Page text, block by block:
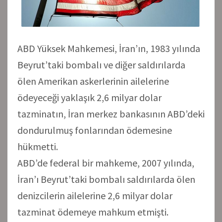
ABD Yüksek Mahkemesi, İran’ın, 1983 yılında
Beyrut’taki bombalı ve diğer saldırılarda
ölen Amerikan askerlerinin ailelerine
ödeyeceği yaklaşık 2,6 milyar dolar
tazminatın, İran merkez bankasının ABD’deki
dondurulmuş fonlarından ödemesine
hükmetti.
ABD’de federal bir mahkeme, 2007 yılında,
İran’ı Beyrut’taki bombalı saldırılarda ölen
denizcilerin ailelerine 2,6 milyar dolar
tazminat ödemeye mahkum etmişti.